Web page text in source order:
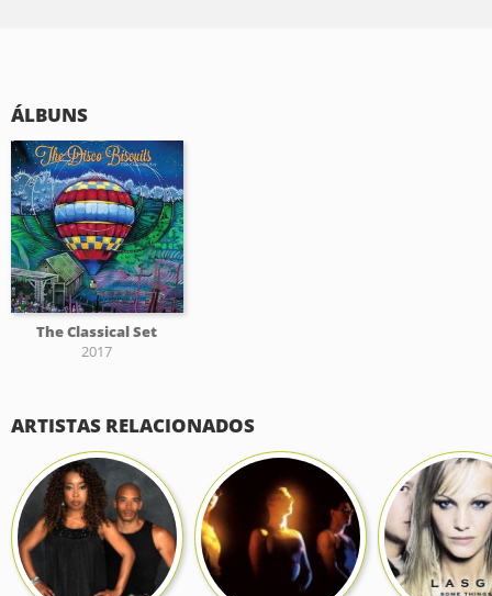
ÁLBUNS
The Classical Set
2017
ARTISTAS RELACIONADOS